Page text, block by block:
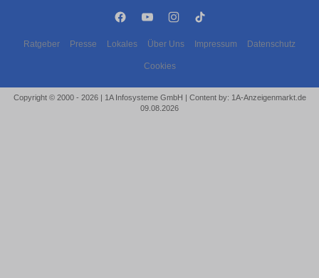
Ratgeber Presse Lokales Über Uns Impressum Datenschutz
Cookies
Copyright © 2000 - 2026 | 1A Infosysteme GmbH | Content by: 1A-Anzeigenmarkt.de
09.08.2026